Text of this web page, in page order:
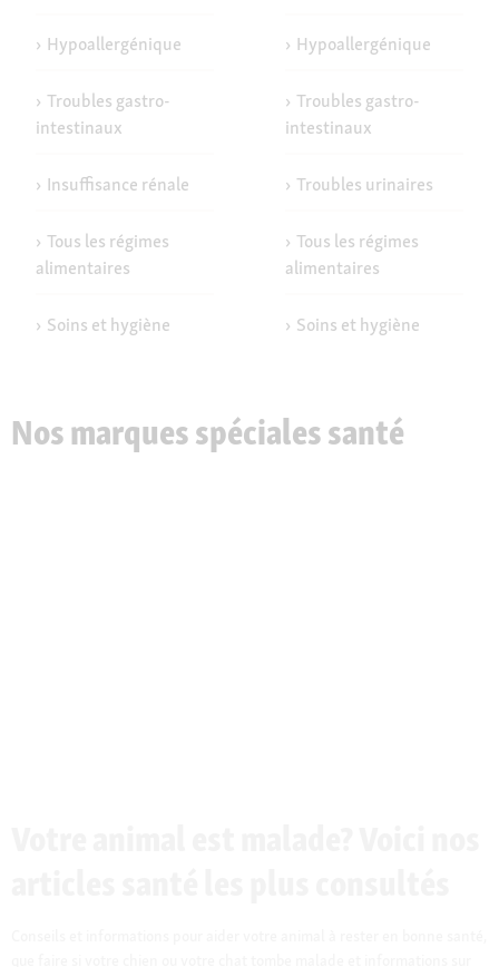
Hypoallergénique
Troubles gastro-
intestinaux
Insuffisance rénale
Tous les régimes
alimentaires
Soins et hygiène
Hypoallergénique
Troubles gastro-
intestinaux
Troubles urinaires
Tous les régimes
alimentaires
Soins et hygiène
Nos marques spéciales santé